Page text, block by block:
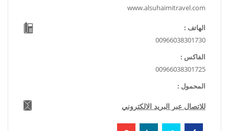
www.alsuhaimitravel.com
الهاتف :
00966038301730
الفاكس :
00966038301725
المحمول :
للاتصال عبر البريد الالكتروني